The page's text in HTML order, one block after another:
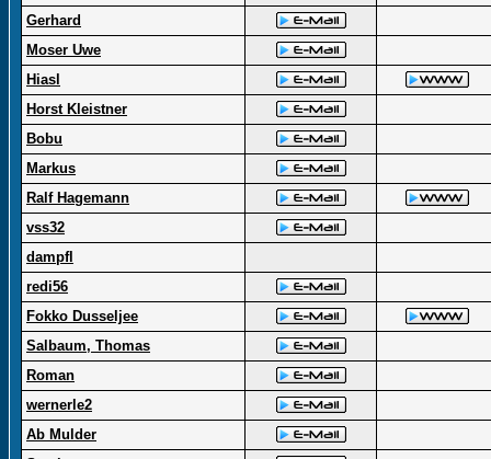
Gerhard
Moser Uwe
Hiasl
Horst Kleistner
Bobu
Markus
Ralf Hagemann
vss32
dampfl
redi56
Fokko Dusseljee
Salbaum, Thomas
Roman
wernerle2
Ab Mulder